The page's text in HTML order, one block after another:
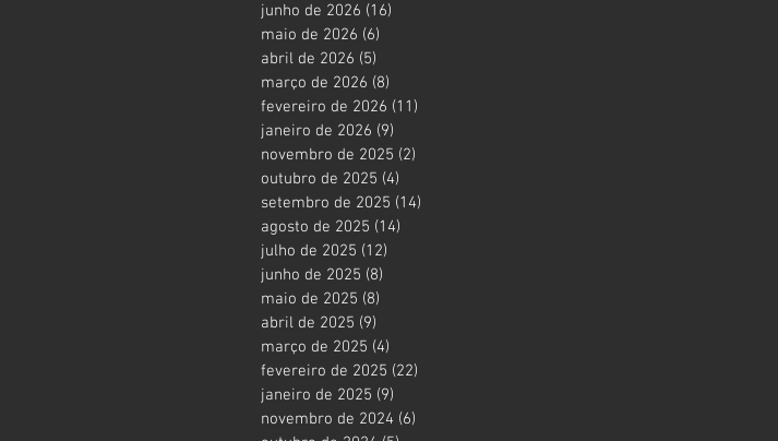
junho de 2026 (16)
maio de 2026 (6)
abril de 2026 (5)
março de 2026 (8)
fevereiro de 2026 (11)
janeiro de 2026 (9)
novembro de 2025 (2)
outubro de 2025 (4)
setembro de 2025 (14)
agosto de 2025 (14)
julho de 2025 (12)
junho de 2025 (8)
maio de 2025 (8)
abril de 2025 (9)
março de 2025 (4)
fevereiro de 2025 (22)
janeiro de 2025 (9)
novembro de 2024 (6)